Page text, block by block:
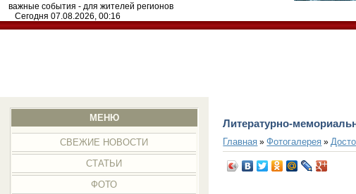
важные события - для жителей регионов
Сегодня 07.08.2026, 00:16
МЕНЮ
СВЕЖИЕ НОВОСТИ
СТАТЬИ
ФОТО
Литературно-
Главная »Фотогалерея »